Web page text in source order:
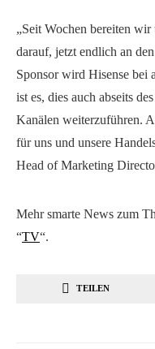
„Seit Wochen bereiten
darauf, jetzt endlich an
Sponsor wird Hisense bei
ist es, dies auch abseits
Kanälen weiterzuführen.
für uns und unsere
Head of Marketing
Mehr smarte News zum
“TV“.
TEILEN